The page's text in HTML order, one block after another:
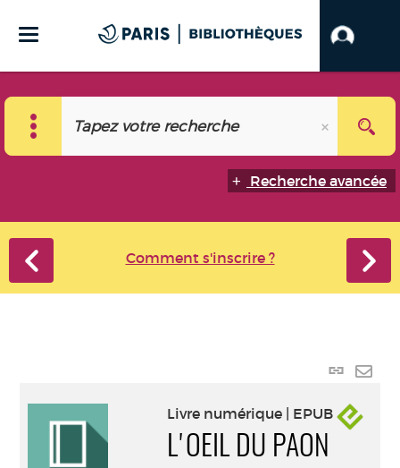
Recherche avancée
Comment s'inscrire ?
Lien
Livre numérique | EPUB
L'OEIL DU PAON